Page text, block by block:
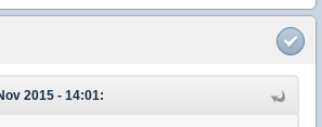
2015 - 14:01: